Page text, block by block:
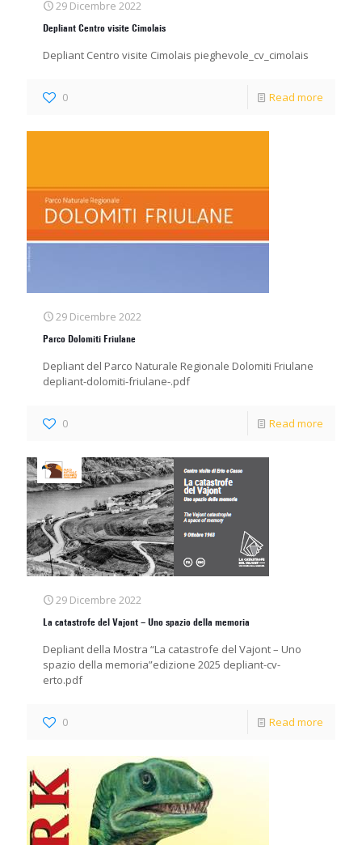
29 Dicembre 2022
Depliant Centro visite Cimolais
Depliant Centro visite Cimolais pieghevole_cv_cimolais
0 Read more
29 Dicembre 2022
Parco Dolomiti Friulane
Depliant del Parco Naturale Regionale Dolomiti Friulane
depliant-dolomiti-friulane-.pdf
0 Read more
29 Dicembre 2022
La catastrofe del Vajont – Uno spazio della memoria
Depliant della Mostra “La catastrofe del Vajont – Uno
spazio della memoria”edizione 2025 depliant-cv-
erto.pdf
0 Read more